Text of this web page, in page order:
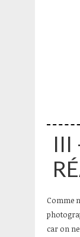
III
Comme
car on